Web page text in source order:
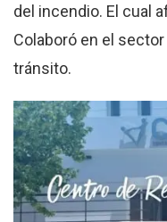
del incendio. El cual
Colaboró en el
tránsito.